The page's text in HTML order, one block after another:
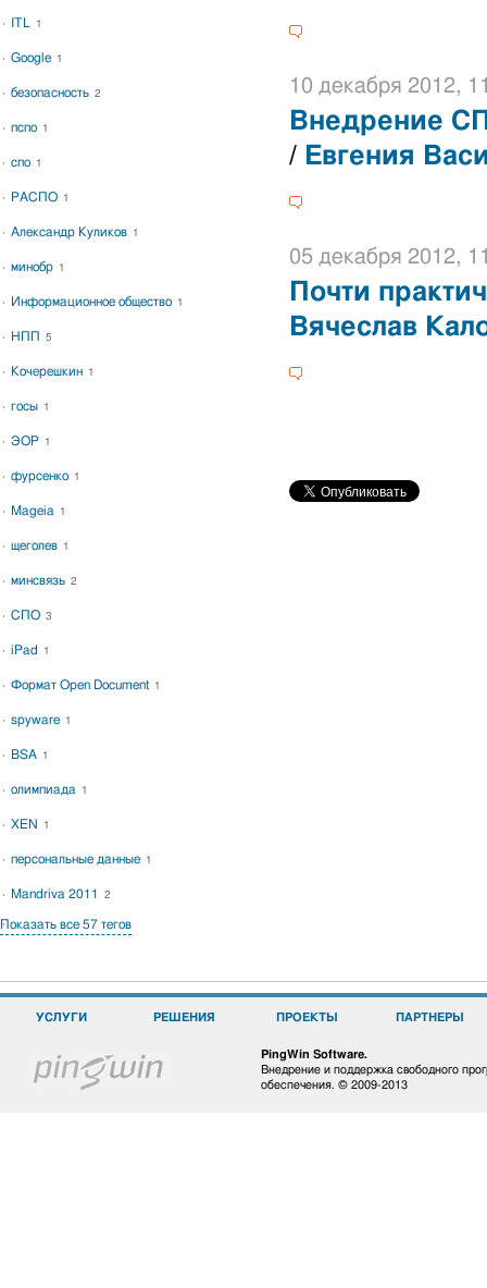
10 декабря 2012,
Внедрение
/ Евгения
05 декабря 2012,
Почти
Вячеслав
ITL 1
Google 1
безопасность 2
пспо 1
спо 1
РАСПО 1
Александр Куликов 1
минобр 1
Информационное общество 1
НПП 5
Кочерешкин 1
госы 1
ЭОР 1
фурсенко 1
Mageia 1
щеголев 1
минсвязь 2
СПО 3
iPad 1
Формат Open Document 1
spyware 1
BSA 1
олимпиада 1
XEN 1
персональные данные 1
Mandriva 2011 2
Показать все 57 тегов
УСЛУГИ РЕШЕНИЯ ПРОЕКТЫ ПАРТНЕРЫ
PingWin Software.
Внедрение и поддержка свободного
обеспечения. © 2009-2013